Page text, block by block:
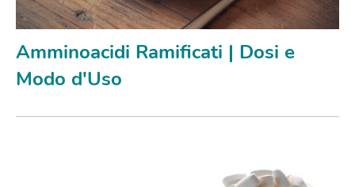
Amminoacidi Ramificati | Dosi e
Modo d'Uso